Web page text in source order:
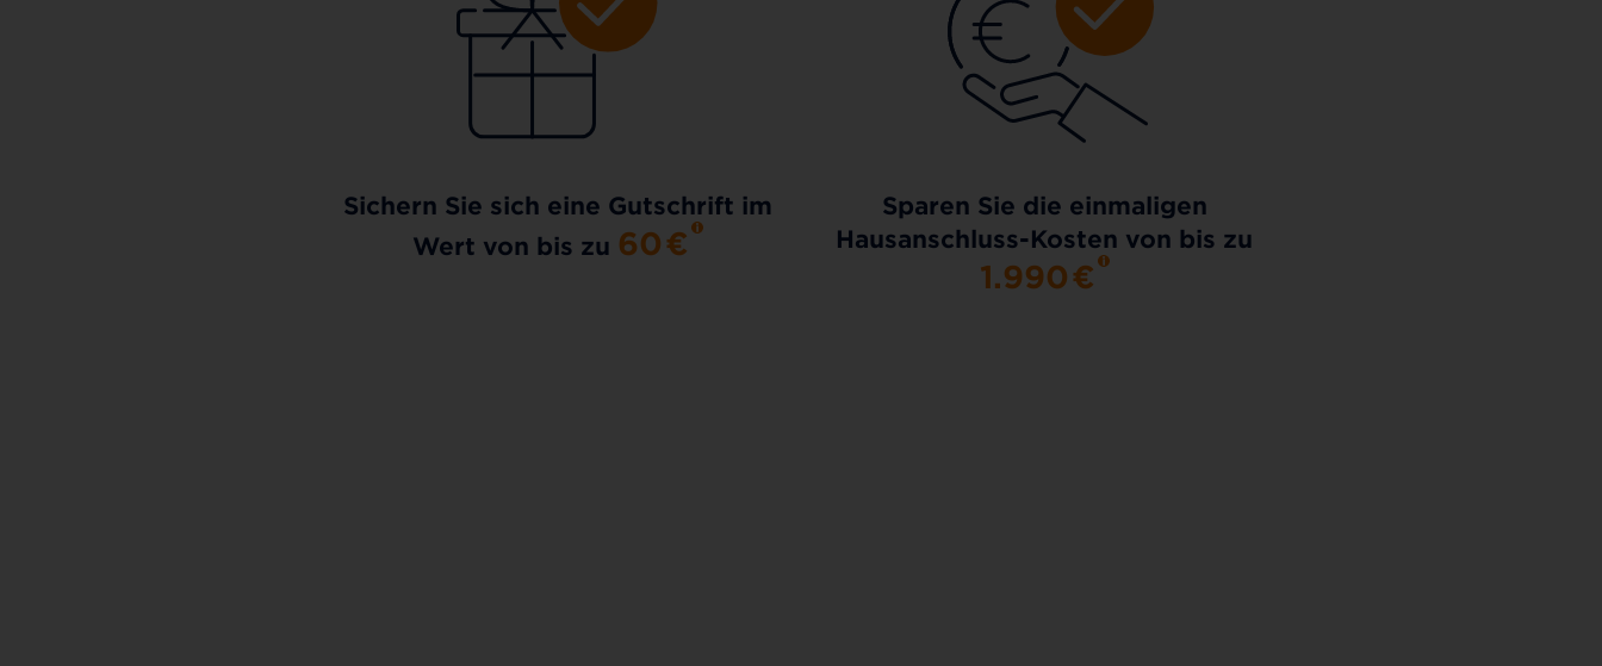
Sichern Sie sich eine Gutschrift im
Wert von bis zu 60€
Sparen Sie die einmaligen
Hausanschluss-Kosten von bis zu
1.990€